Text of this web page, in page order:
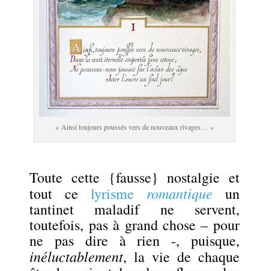
« Ainsi toujours poussés vers de nouveaux rivages… »
Toute cette {fausse} nostalgie et
tout ce lyrisme romantique un
tantinet maladif ne servent,
toutefois, pas à grand chose – pour
ne pas dire à rien -, puisque,
inéluctablement, la vie de chaque